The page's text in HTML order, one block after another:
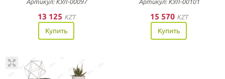
Артикул: КУЛ-00097
13 125 KZT
Купить
Артикул: КУЛ-00101
15 570 KZT
Купить